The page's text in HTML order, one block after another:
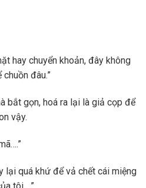
hay chuyển khoản, đây không
đâu.”
bắt gọn, hoá ra lại là giả cọp để
vậy.
lại quá khứ để vả chết cái miệng
tôi….”